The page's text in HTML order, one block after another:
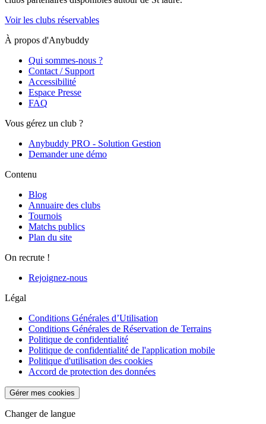
Voir les clubs réservables
À propos d'Anybuddy
Qui sommes-nous ?
Contact / Support
Accessibilité
Espace Presse
FAQ
Vous gérez un club ?
Anybuddy PRO - Solution Gestion
Demander une démo
Contenu
Blog
Annuaire des clubs
Tournois
Matchs publics
Plan du site
On recrute !
Rejoignez-nous
Légal
Conditions Générales d’Utilisation
Conditions Générales de Réservation de Terrains
Politique de confidentialité
Politique de confidentialité de l'application mobile
Politique d'utilisation des cookies
Accord de protection des données
Gérer mes cookies
Changer de langue